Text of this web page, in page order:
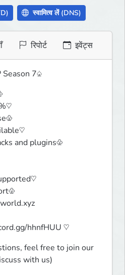
स्वामित्व लें (DNS)
रिपोर्ट इवेंट्स
7♤
and plugins♧
hhnfHUU ♡
feel free to join our
with us)